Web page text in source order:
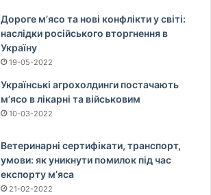
Дороге м’ясо та нові конфлікти у світі:
наслідки російського вторгнення в
Україну
19-05-2022
Українські агрохолдинги постачають
м’ясо в лікарні та військовим
10-03-2022
Ветеринарні сертифікати, транспорт,
умови: як уникнути помилок під час
експорту м’яса
21-02-2022